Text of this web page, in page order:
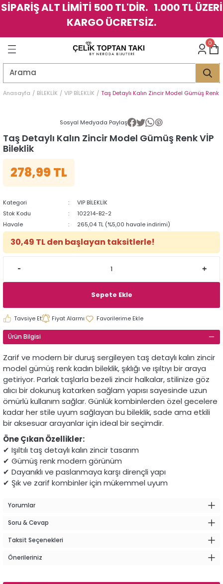
SİPARİŞ ALT LİMİTİ 500 TL'DİR. 1.000 TL ÜZERİ
KARGO ÜCRETSİZ.
Geri Dön
Geri Dön
Geri Dön
Geri Dön
Geri Dön
Geri Dön
0
Anasayfa BİLEKLİK VIP BİLEKLİK Taş Detaylı Kalın Zincir Model Gümüş Renk
Sosyal Medyada Paylaş
Taş Detaylı Kalın Zincir Model Gümüş Renk VİP
Bileklik
278,99 TL
Kategori
VIP BİLEKLİK
Stok Kodu
102214-B2-2
Havale
265,04 TL (%5,00 havale indirimi)
30,49 TL den başlayan taksitlerle!
Sepete Ekle
Tavsiye Et Fiyat Alarmı
Ürün Bilgisi
Zarif ve modern bir duruş sergileyen taş detaylı kalın zincir
model gümüş renk kadın bileklik, şıklığı ve ışıltıyı bir araya
getiriyor. Parlak taşlarla bezeli zincir halkalar, stilinize göz
alıcı bir dokunuş katarken sağlam yapısı sayesinde uzun
ömürlü kullanım sağlar. Günlük kombinlerden özel gecelere
kadar her stile uyum sağlayan bu bileklik, sade ama etkili
bir aksesuar arayanlar için ideal bir seçimdir.
Öne Çıkan Özellikler:
✔ Işıltılı taş detaylı kalın zincir tasarım
✔ Gümüş renk modern görünüm
✔ Dayanıklı ve paslanmaya karşı dirençli yapı
✔ Şık ve zarif kombinler için mükemmel uyum
Yorumlar
Soru & Cevap
Taksit Seçenekleri
Önerileriniz
Geri Dön
Geri Dön
Geri Dön
Geri Dön
Geri Dön
Geri Dön